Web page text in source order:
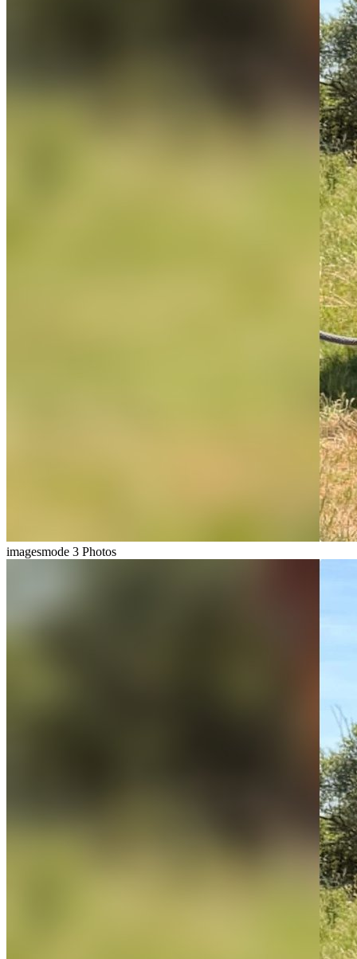
imagesmode 3 Photos